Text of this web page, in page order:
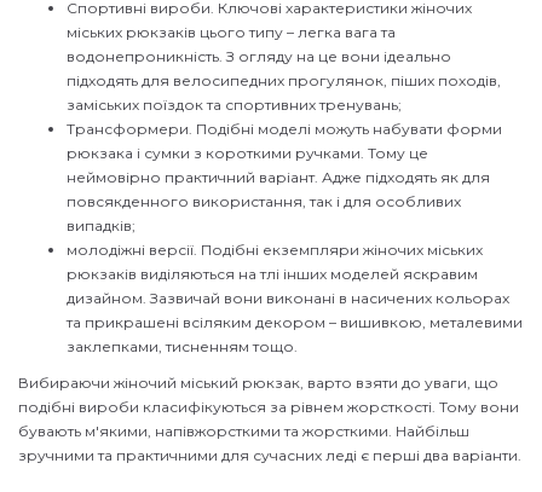
Спортивні вироби. Ключові характеристики жіночих
міських рюкзаків цього типу – легка вага та
водонепроникність. З огляду на це вони ідеально
підходять для велосипедних прогулянок, піших походів,
заміських поїздок та спортивних тренувань;
Трансформери. Подібні моделі можуть набувати форми
рюкзака і сумки з короткими ручками. Тому це
неймовірно практичний варіант. Адже підходять як для
повсякденного використання, так і для особливих
випадків;
молодіжні версії. Подібні екземпляри жіночих міських
рюкзаків виділяються на тлі інших моделей яскравим
дизайном. Зазвичай вони виконані в насичених кольорах
та прикрашені всіляким декором – вишивкою, металевими
заклепками, тисненням тощо.
Вибираючи жіночий міський рюкзак, варто взяти до уваги, що
подібні вироби класифікуються за рівнем жорсткості. Тому вони
бувають м'якими, напівжорсткими та жорсткими. Найбільш
зручними та практичними для сучасних леді є перші два варіанти.